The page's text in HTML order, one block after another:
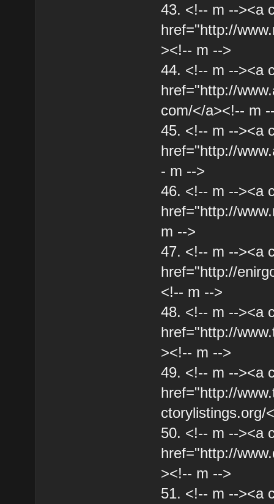
43. <!-- m --><a
href="http://
><!-- m -->
44. <!-- m --><a
href="http://
com/</a><!-- m
45. <!-- m --><a
href="http://
- m -->
46. <!-- m --><a
href="http://
m -->
47. <!-- m --><a
href="http://
<!-- m -->
48. <!-- m --><a
href="http://
><!-- m -->
49. <!-- m --><a
href="http://
ctorylistings.org/
50. <!-- m --><a
href="http://
><!-- m -->
51. <!-- m --><a